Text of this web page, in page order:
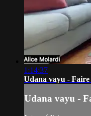
1:14:37
Udana vayu -
Udana vayu -